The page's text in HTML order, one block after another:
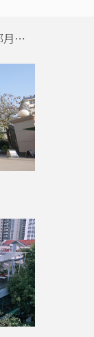
上一个：遮阳篷商业案例：成都月圆霖休闲庄